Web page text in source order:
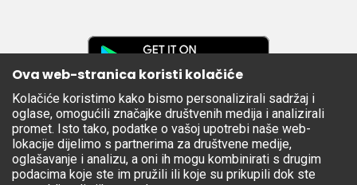
Apple
Store
Ova web-stranica koristi kolačiće
Kolačiće koristimo kako bismo personalizirali sadržaj i
oglase, omogućili značajke društvenih medija i analizirali
promet. Isto tako, podatke o vašoj upotrebi naše web-
lokacije dijelimo s partnerima za društvene medije,
oglašavanje i analizu, a oni ih mogu kombinirati s drugim
podacima koje ste im pružili ili koje su prikupili dok ste